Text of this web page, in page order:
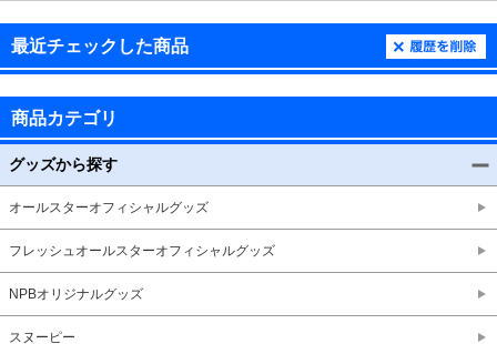
最近チェックした商品
商品カテゴリ
グッズから探す
オールスターオフィシャルグッズ
フレッシュオールスターオフィシャルグッズ
NPBオリジナルグッズ
スヌーピー